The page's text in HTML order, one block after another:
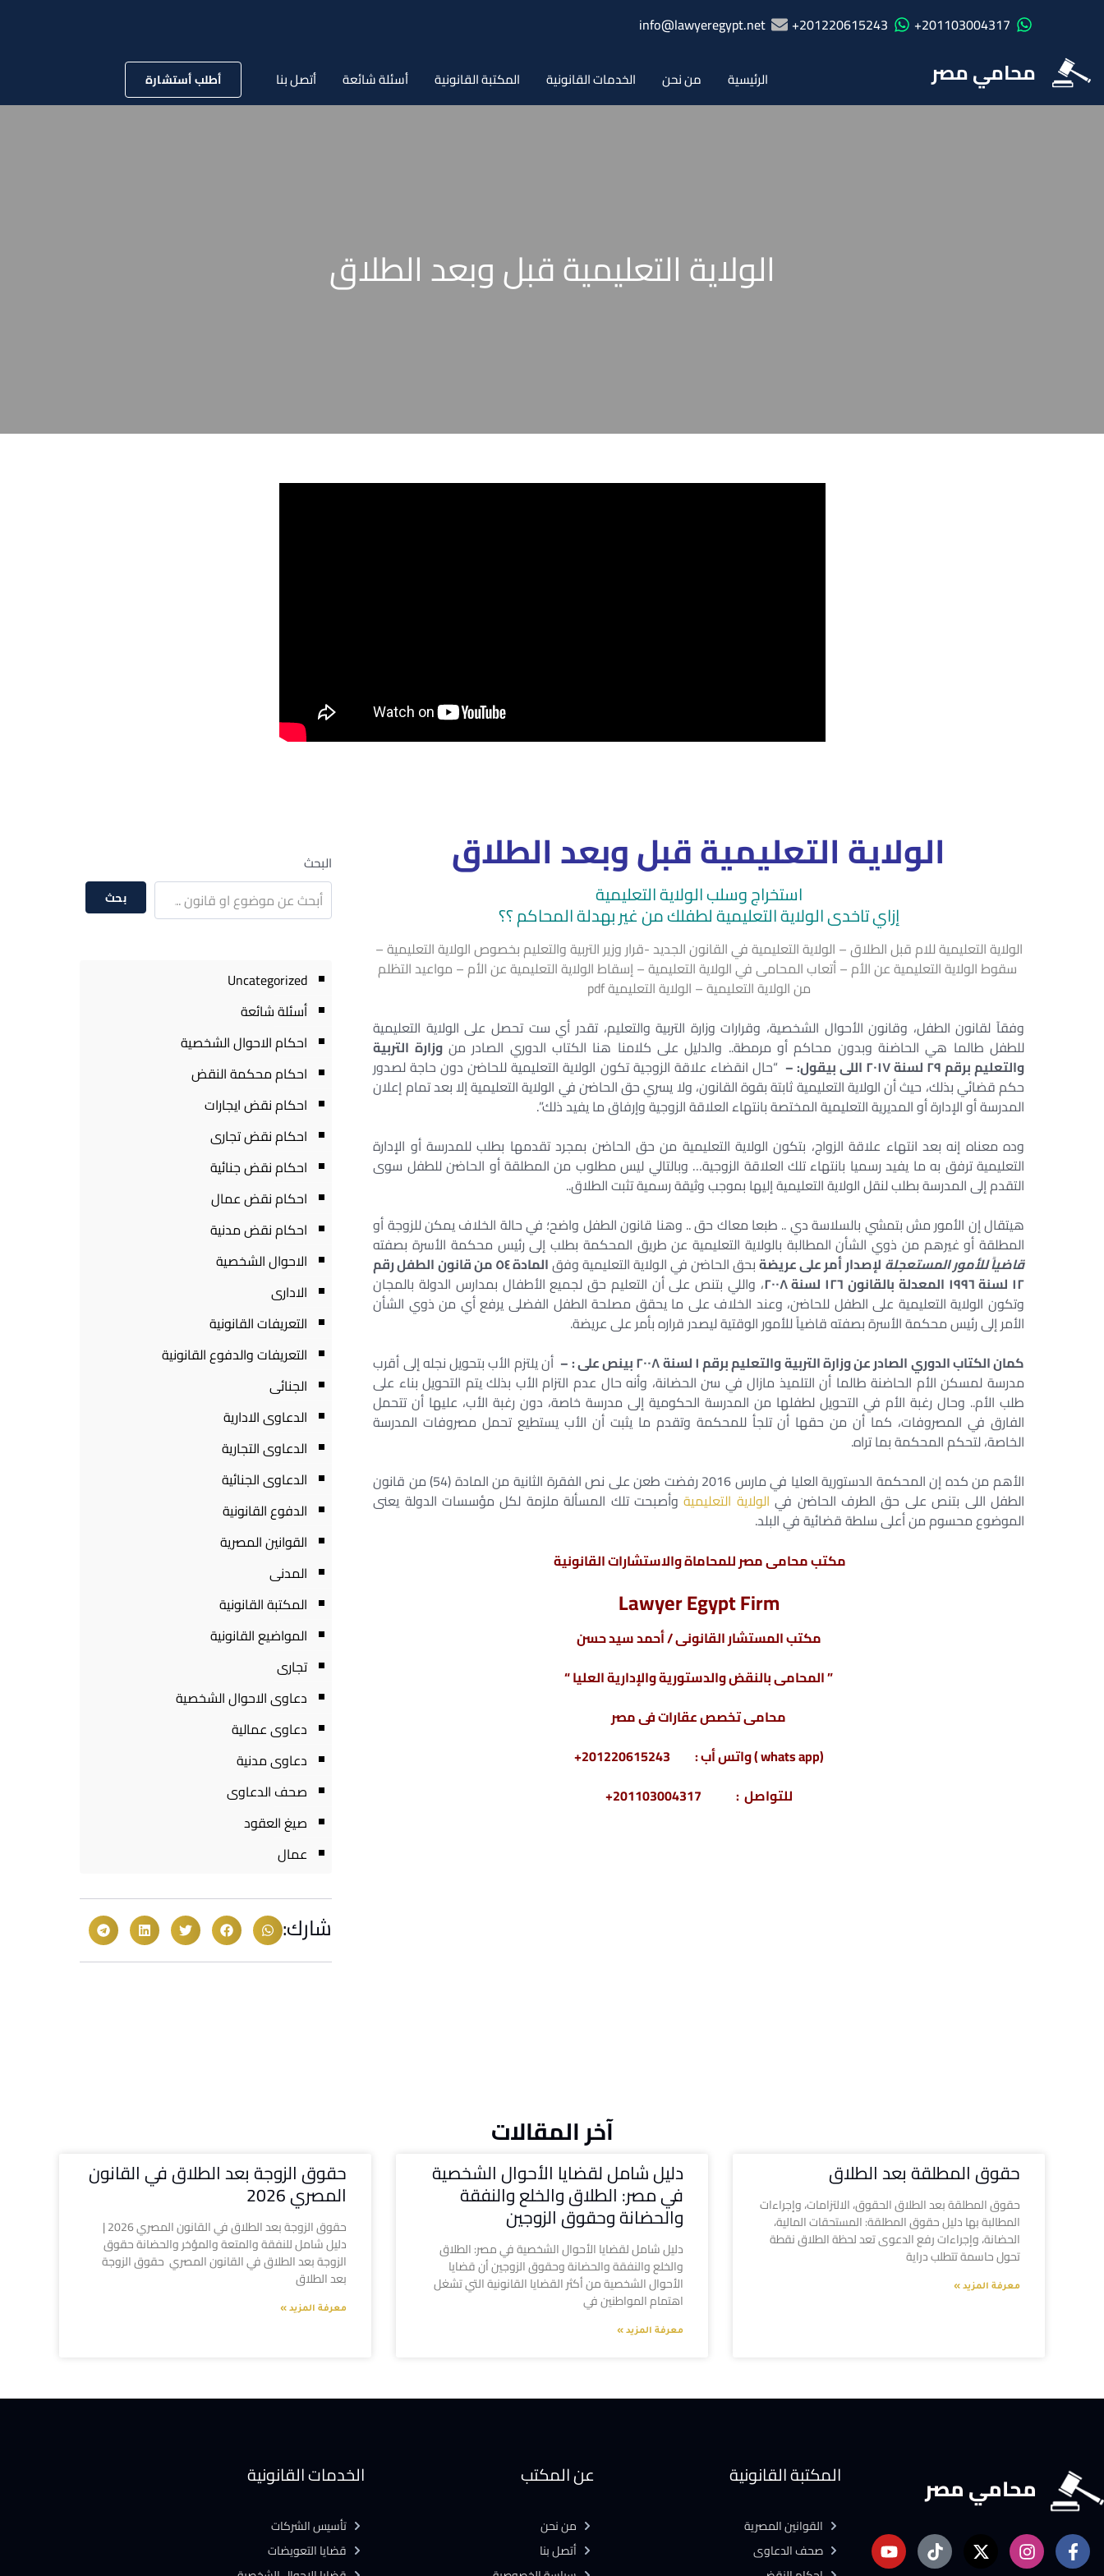
201103004317+
201220615243+
info@lawyeregypt.net
محامي مصر الرئيسية من نحن الخدمات القانونية المكتبة القانونية أسئلة شائعة أتصل بنا أطلب أستشارة
الولاية التعليمية قبل وبعد الطلاق
الولاية التعليمية قبل وبعد الطلاق
استخراج وسلب الولاية التعليمية
إزاي تاخدى الولاية التعليمية لطفلك من غير بهدلة المحاكم ؟؟
الولاية التعليمية للام قبل الطلاق – الولاية التعليمية في القانون الجديد -قرار وزير التربية والتعليم بخصوص الولاية التعليمية –
سقوط الولاية التعليمية عن الأم – أتعاب المحامى في الولاية التعليمية – إسقاط الولاية التعليمية عن الأم – مواعيد التظلم
من الولاية التعليمية – الولاية التعليمية pdf
وفقآ لقانون الطفل، وقانون الأحوال الشخصية، وقرارات وزارة التربية والتعليم، تقدر أي ست تحصل على الولاية التعليمية
للطفل طالما هي الحاضنة وبدون محاكم أو مرمطة.. والدليل على كلامنا هنا الكتاب الدوري الصادر منوزارة التربية
والتعليم برقم ٢٩ لسنة ٢٠١٧ اللى بيقول: –
“حال انقضاء علاقة الزوجية تكون الولاية التعليمية للحاضن دون حاجة لصدور
حكم قضائي بذلك، حيث أن الولاية التعليمية ثابتة بقوة القانون، ولا يسري حق الحاضن في الولاية التعليمية إلا بعد تمام إعلان
المدرسة أو الإدارة أو المديرية التعليمية المختصة بانتهاء العلاقة الزوجية وإرفاق ما يفيد ذلك”.
وده معناه إنه بعد انتهاء علاقة الزواج، بتكون الولاية التعليمية من حق الحاضن بمجرد تقدمها بطلب للمدرسة أو الإدارة
التعليمية ترفق به ما يفيد رسميا بانتهاء تلك العلاقة الزوجية… وبالتالي ليس مطلوب من المطلقة أو الحاضن للطفل سوى
التقدم إلى المدرسة بطلب لنقل الولاية التعليمية إليها بموجب وثيقة رسمية تثبت الطلاق..
هيتقال إن الأمور مش بتمشي بالسلاسة دي .. طبعا معاك حق .. وهنا قانون الطفل واضح؛ في حالة الخلاف يمكن للزوجة أو
المطلقة أو غيرهم من ذوي الشأن المطالبة بالولاية التعليمية عن طريق المحكمة بطلب إلى رئيس محكمة الأسرة بصفته
قاضياً للأمور المستعجلة لإصدار أمر على عريضةبحق الحاضن في الولاية التعليمية وفق
المادة ٥٤ من قانون الطفل رقم
١٢ لسنة ١٩٩٦ المعدلة بالقانون ١٢٦ لسنة ٢٠٠٨
، واللي بتنص على أن التعليم حق لجميع الأطفال بمدارس الدولة بالمجان
وتكون الولاية التعليمية على الطفل للحاضن، وعند الخلاف على ما يحقق مصلحة الطفل الفضلى يرفع أي من ذوي الشأن
الأمر إلى رئيس محكمة الأسرة بصفته قاضياً للأمور الوقتية ليصدر قراره بأمر على عريضة.
كمان الكتاب الدوري الصادر عن وزارة التربية والتعليم برقم ١ لسنة ٢٠٠٨ بينص على : –
أن يلتزم الأب بتحويل نجله إلى أقرب
مدرسة لمسكن الأم الحاضنة طالما أن التلميذ مازال في سن الحضانة، وأنه حال عدم التزام الأب بذلك يتم التحويل بناء على
طلب الأم.. وحال رغبة الأم في التحويل لطفلها من المدرسة الحكومية إلى مدرسة خاصة، دون رغبة الأب، عليها أن تتحمل
الفارق في المصروفات، كما أن من حقها أن تلجأ للمحكمة وتقدم ما يثبت أن الأب يستطيع تحمل مصروفات المدرسة
الخاصة، لتحكم المحكمة بما تراه.
الأهم من كده إن المحكمة الدستورية العليا في مارس 2016 رفضت طعن على نص الفقرة الثانية من المادة (54) من قانون
الطفل اللى بتنص على حق الطرف الحاضن فيالولاية التعليميةوأصبحت تلك المسألة ملزمة لكل مؤسسات الدولة يعنى
الموضوع محسوم من أعلى سلطة قضائية في البلد.
مكتب محامى مصر للمحاماة والاستشارات القانونية
Lawyer Egypt Firm
مكتب المستشار القانونى / أحمد سيد حسن
” المحامى بالنقض والدستورية والإدارية العليا “
محامى تخصص عقارات فى مصر
(whats app ) واتس أب : 201220615243+
للتواصل : 201103004317+
البحث
بحث
Uncategorized
أسئلة شائعة
احكام الاحوال الشخصية
احكام محكمة النقض
احكام نقض ايجارات
احكام نقض تجارى
احكام نقض جنائية
احكام نقض عمال
احكام نقض مدنية
الاحوال الشخصية
الادارى
التعريفات القانونية
التعريفات والدفوع القانونية
الجنائى
الدعاوى الادارية
الدعاوى التجارية
الدعاوى الجنائية
الدفوع القانونية
القوانين المصرية
المدنى
المكتبة القانونية
المواضيع القانونية
تجارى
دعاوى الاحوال الشخصية
دعاوى عمالية
دعاوى مدنية
صحف الدعاوى
صيغ العقود
عمال
شارك:
آخر المقالات
حقوق المطلقة بعد الطلاق
حقوق المطلقة بعد الطلاق الحقوق، الالتزامات، وإجراءات
المطالبة بها دليل حقوق المطلقة: المستحقات المالية،
الحضانة، وإجراءات رفع الدعوى تعد لحظة الطلاق نقطة
تحول حاسمة تتطلب دراية
معرفة المزيد »
دليل شامل لقضايا الأحوال الشخصية
في مصر: الطلاق والخلع والنفقة
والحضانة وحقوق الزوجين
دليل شامل لقضايا الأحوال الشخصية في مصر: الطلاق
والخلع والنفقة والحضانة وحقوق الزوجين أن قضايا
الأحوال الشخصية من أكثر القضايا القانونية التي تشغل
اهتمام المواطنين في
معرفة المزيد »
حقوق الزوجة بعد الطلاق في القانون
المصري 2026
حقوق الزوجة بعد الطلاق في القانون المصري 2026 |
دليل شامل للنفقة والمتعة والمؤخر والحضانة حقوق
الزوجة بعد الطلاق في القانون المصري حقوق الزوجة
بعد الطلاق
معرفة المزيد »
محامي مصر المكتبة القانونية
القوانين المصرية
صحف الدعاوى
عن المكتب
من نحن
أتصل بنا
الخدمات القانونية
تأسيس الشركات
قضايا التعويضات